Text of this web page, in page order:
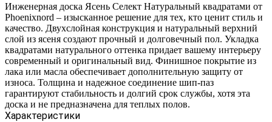
Инженерная доска Ясень Селект Натуральный квадратами от
Phoenixnord – изысканное решение для тех, кто ценит стиль и
качество. Двухслойная конструкция и натуральный верхний
слой из ясеня создают прочный и долговечный пол. Укладка
квадратами натурального оттенка придает вашему интерьеру
современный и оригинальный вид. Финишное покрытие из
лака или масла обеспечивает дополнительную защиту от
износа. Толщина и надежное соединение шип-паз
гарантируют стабильность и долгий срок службы, хотя эта
доска и не предназначена для теплых полов.
Характеристики